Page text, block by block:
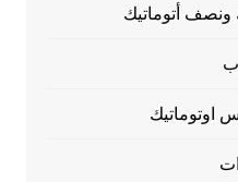
ونصف أتوماتيك
اوتوماتيك